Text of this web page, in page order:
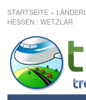
STARTSEITE »
HESSEN : WETZLAR